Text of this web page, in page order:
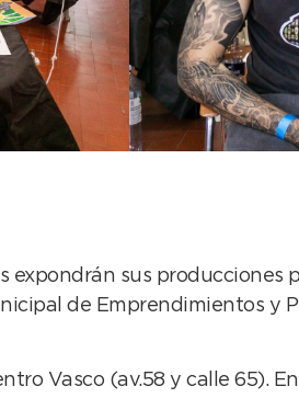
expondrán sus producciones
de Emprendimientos y
Vasco (av.58 y calle 65).